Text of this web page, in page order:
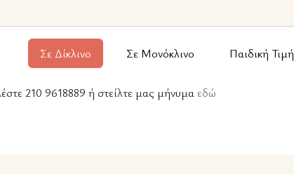
Σε Δίκλινο Σε Μονόκλινο Παιδική Τιμή
210 9618889 ή στείλτε μας μήνυμα εδώ